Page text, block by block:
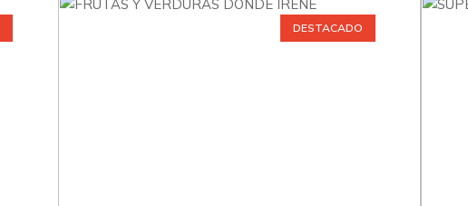
DESTACADO